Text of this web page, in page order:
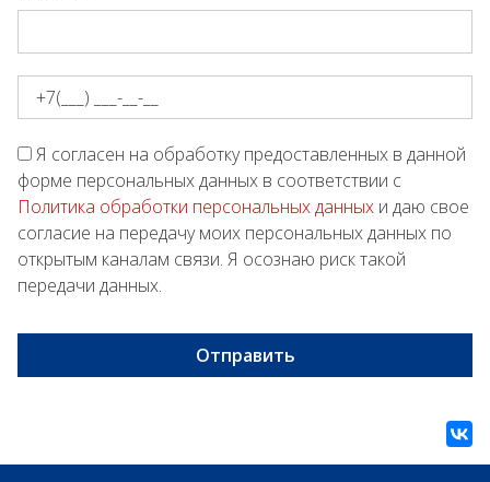
Я согласен на обработку предоставленных в данной
форме персональных данных в соответствии с
Политика обработки персональных данных и даю свое
согласие на передачу моих персональных данных по
открытым каналам связи. Я осознаю риск такой
передачи данных.
Отправить